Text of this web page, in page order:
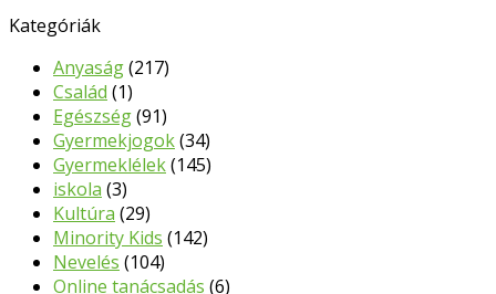
Kategóriák
Anyaság(217)
Család (1)
Egészség(91)
Gyermekjogok(34)
Gyermeklélek(145)
iskola (3)
Kultúra (29)
Minority Kids (142)
Nevelés (104)
Online tanácsadás (6)